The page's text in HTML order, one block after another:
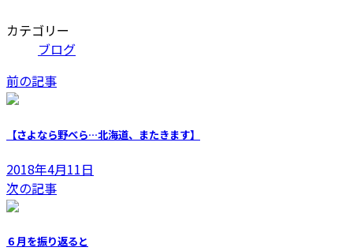
カテゴリー
ブログ
前の記事
【さよなら野べら…北海道、またきます】
2018年4月11日
次の記事
６月を振り返ると